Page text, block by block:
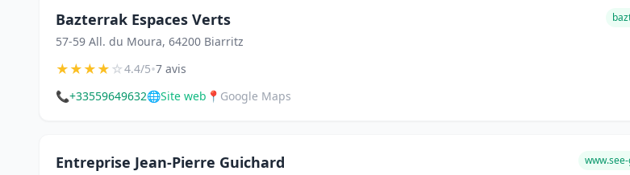
Bazterrak Espaces Verts
57-59 All. du Moura, 64200 Biarritz
★★★★☆4.4/5•7 avis
📞+33559649632🌐Site web 📍 Google Maps
Entreprise Jean-Pierre Guichard